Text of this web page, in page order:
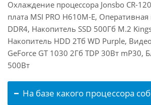
Охлаждение процессора Jonsbo CR-
плата MSI PRO H610M-E,
DDR4, Накопитель SSD 500Гб M.2
Накопитель HDD 2Тб WD Purple,
GeForce GT 1030 2Гб TDP 30Вт mP30,
500Вт
На базе какого процессора